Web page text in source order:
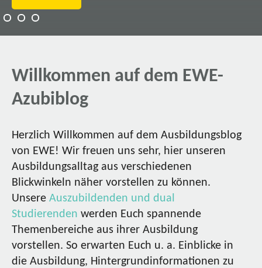
Willkommen auf dem EWE-
Azubiblog
Herzlich Willkommen auf dem Ausbildungsblog
von EWE! Wir freuen uns sehr, hier unseren
Ausbildungsalltag aus verschiedenen
Blickwinkeln näher vorstellen zu können.
Unsere Auszubildenden und dual
Studierenden werden Euch spannende
Themenbereiche aus ihrer Ausbildung
vorstellen. So erwarten Euch u. a. Einblicke in
die Ausbildung, Hintergrundinformationen zu